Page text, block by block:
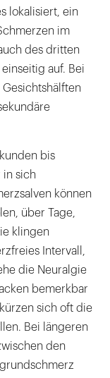
lokalisiert, ein
im
des dritten
auf. Bei
bis
in sich
können
über Tage,
klingen
Intervall,
die Neuralgie
bemerkbar
sich oft die
Bei längeren
den